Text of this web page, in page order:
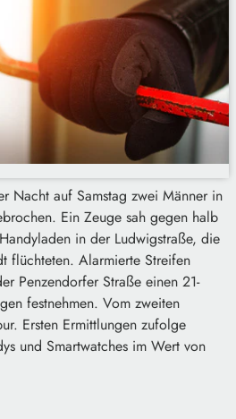
Nacht auf Samstag zwei Männer in
Ein Zeuge sah gegen halb
in der Ludwigstraße, die
flüchteten. Alarmierte Streifen
Penzendorfer Straße einen 21-
festnehmen. Vom zweiten
Ersten Ermittlungen zufolge
und Smartwatches im Wert von